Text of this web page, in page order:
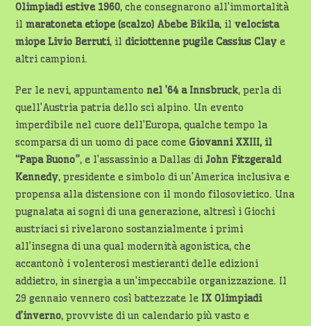
Olimpiadi estive 1960, che consegnarono all’immortalità
ilmaratoneta etiope (scalzo) Abebe Bikila, ilvelocista
miope Livio Berruti, ildiciottenne pugile Cassius Clay e
altri campioni.
Per le nevi, appuntamento nel ’64 a Innsbruck, perla di
quell’Austria patria dello sci alpino. Un evento
imperdibile nel cuore dell’Europa, qualche tempo la
scomparsa di un uomo di pace comeGiovanni XXIII, il
“Papa Buono”, e l’assassinio a Dallas di John Fitzgerald
Kennedy, presidente e simbolo di un’America inclusiva e
propensa alla distensione con il mondo filosovietico. Una
pugnalata ai sogni di una generazione, altresì i Giochi
austriaci si rivelarono sostanzialmente i primi
all’insegna di una qual modernità agonistica, che
accantonò i volenterosi mestieranti delle edizioni
addietro, in sinergia a un’impeccabile organizzazione. Il
29 gennaio vennero così battezzate le IX Olimpiadi
d’inverno, provviste di un calendario più vasto e